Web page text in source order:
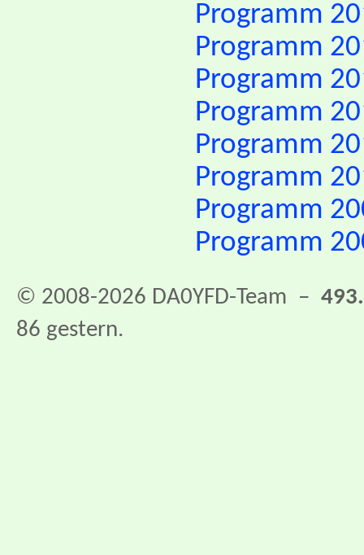
Programm
Programm
Programm
Programm
Programm
Programm
Programm
Programm
© 2008-2026 DA0YFD-Team –
86 gestern.